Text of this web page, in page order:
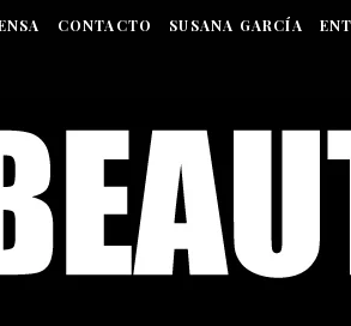
CONTACTO SUSANA GARCÍA